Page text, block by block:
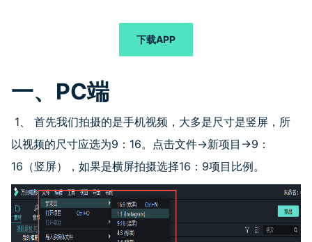
下载APP
一、PC端
1、 首先我们拍摄的是手机视频，大多是尺寸是竖屏，所
以视频的尺寸应选为9：16。点击文件→新项目→9：
16（竖屏），如果是横屏拍摄选择16：9项目比例。